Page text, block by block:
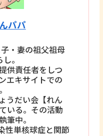
パパ
・妻の祖父祖母
。
供責任者をしつ
エキサイトでの
うだい会【れん
いる。その活動
筆中。
性単核球症と関節